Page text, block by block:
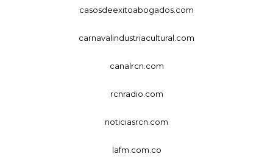
casosdeexitoabogados.com
carnavalindustriacultural.com
canalrcn.com
rcnradio.com
noticiasrcn.com
lafm.com.co